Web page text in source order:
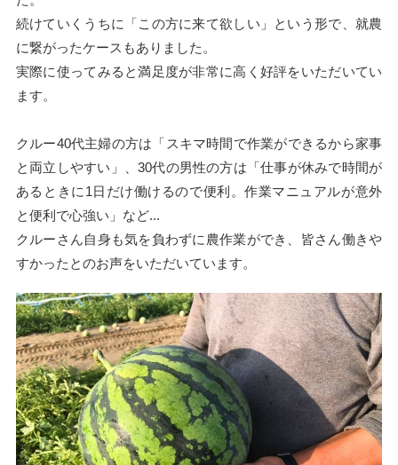
続けていくうちに「この方に来て欲しい」という形で、就農
に繋がったケースもありました。
実際に使ってみると満足度が非常に高く好評をいただいてい
ます。
クルー40代主婦の方は「スキマ時間で作業ができるから家事
と両立しやすい」、30代の男性の方は「仕事が休みで時間が
あるときに1日だけ働けるので便利。作業マニュアルが意外
と便利で心強い」など...
クルーさん自身も気を負わずに農作業ができ、皆さん働きや
すかったとのお声をいただいています。